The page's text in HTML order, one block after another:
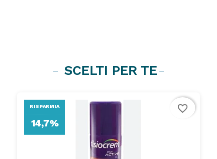
SCELTI PER TE
RISPARMIA
14,7%
favorite_border